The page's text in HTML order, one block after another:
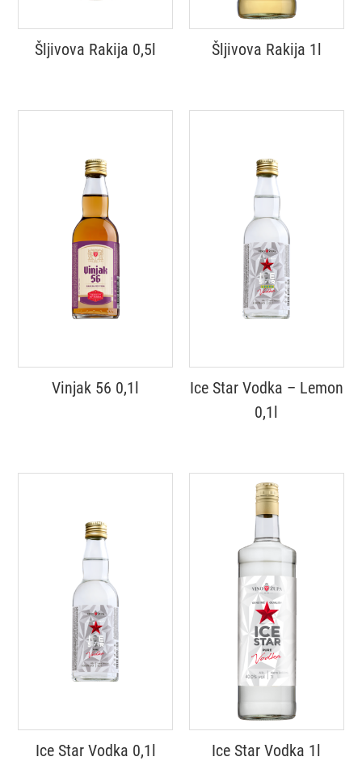
Šljivova Rakija 0,5l Šljivova Rakija 1l
Vinjak 56 0,1l
Ice Star Vodka – Lemon
0,1l
Ice Star Vodka 0,1l Ice Star Vodka 1l